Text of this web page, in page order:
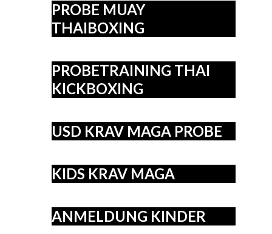
PROBE MUAY
THAIBOXING
PROBETRAINING THAI
KICKBOXING
USD KRAV MAGA PROBE
KIDS KRAV MAGA
ANMELDUNG KINDER